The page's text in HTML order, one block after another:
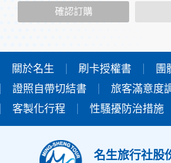
當您造訪本網站或使用本網站所提供之功
該服務功能性質，請您提供必要的個人資
本網站在您使用服務信箱、問卷調查等互
您所提供的姓名、電子郵件地址、聯絡方
於一般瀏覽時，伺服器會自行記錄相關行
設備的IP位址、使用時間、使用的瀏覽器
用，決不對外公佈。
外，我們會視需要公佈統計數據及說明文
人之資料。
確認訂購
關於名生 刷卡授權書
團
證照自帶切結書
旅客滿意度
客製化行程
性騷擾防治措施
名生旅行社股